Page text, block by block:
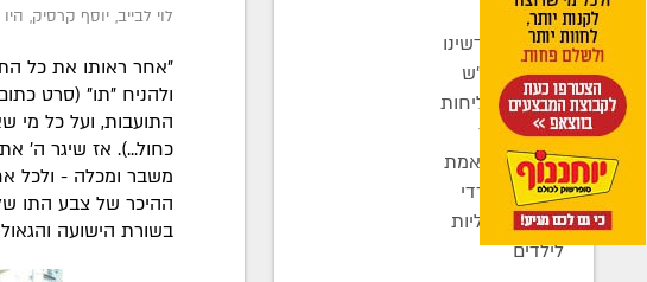
קהילות
בחצרות קדשינו
שמחות אנ"ש
יוצאים לשליחות
נשות חב"ד
ברוך דיין האמת
בעולם החרדי
חדשות כלליות
לילדים
לוי לבייב, יוסף קרסיק,
"אחר ראותו את כל
ולהניח "תו" (סרט
התועבות, ועל כל מי
כחול...). אז שיגר ה'
משבר ומכלה - ולכל
ההיכר של צבע התו
בשורת הישועה